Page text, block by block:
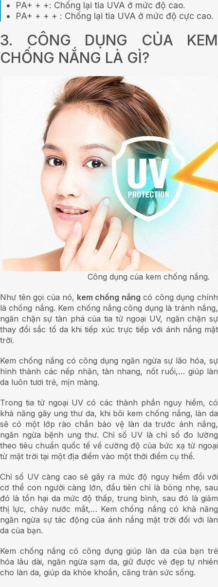
PA+ + +: Chống lại tia UVA ở mức độ cao.
PA+ + + + : Chống lại tia UVA ở mức độ cực cao.
3. CÔNG DỤNG CỦA KEM
CHỐNG NẮNG LÀ GÌ?
Công dụng của kem chống nắng.
Như tên gọi của nó, kem chống nắng có công dụng chính
là chống nắng. Kem chống nắng công dụng là tránh nắng,
ngăn chặn sự tàn phá của tia tử ngoại UV, ngăn chặn sự
thay đổi sắc tố da khi tiếp xúc trực tiếp với ánh nắng mặt
trời.
Kem chống nắng có công dụng ngăn ngừa sự lão hóa, sự
hình thành các nếp nhăn, tàn nhang, nốt ruồi,… giúp làn
da luôn tươi trẻ, mịn màng.
Trong tia tử ngoại UV có các thành phần nguy hiểm, có
khả năng gây ung thư da, khi bôi kem chống nắng, làn da
sẽ có một lớp rào chắn bảo vệ làn da trước ánh nắng,
ngăn ngừa bệnh ung thư. Chỉ số UV là chỉ số đo lường
theo tiêu chuẩn quốc tế về cường độ của bức xạ tử ngoại
từ mặt trời tại một địa điểm vào một thời điểm cụ thể.
Chỉ số UV càng cao sẽ gây ra mức độ nguy hiểm đổi với
cơ thể con người càng lớn, đầu tiên chỉ là bỏng nhẹ, sau
đó là tổn hại da mức độ thấp, trung bình, sau đó là giảm
thị lực, chảy nước mắt,… Kem chống nắng có khả năng
ngăn ngừa sự tác động của ánh nắng mặt trời đối với làn
da của bạn.
Kem chống nắng có công dụng giúp làn da của bạn trẻ
hóa lâu dài, ngăn ngừa sạm da, giữ được vẻ đẹp tự nhiên
cho làn da, giúp da khỏe khoắn, căng tràn sức sống.